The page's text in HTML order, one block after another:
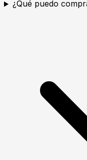
¿Qué puedo